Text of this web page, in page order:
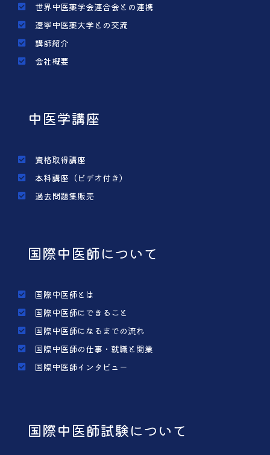
世界中医薬学会連合会との連携
遼寧中医薬大学との交流
講師紹介
会社概要
中医学講座
資格取得講座
本科講座（ビデオ付き）
過去問題集販売
国際中医師について
国際中医師とは
国際中医師にできること
国際中医師になるまでの流れ
国際中医師の仕事・就職と開業
国際中医師インタビュー
国際中医師試験について